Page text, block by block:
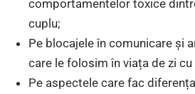
comportamentelor toxice
cuplu;
Pe blocajele în comunicare și
care le folosim în viața de zi cu
Pe aspectele care fac